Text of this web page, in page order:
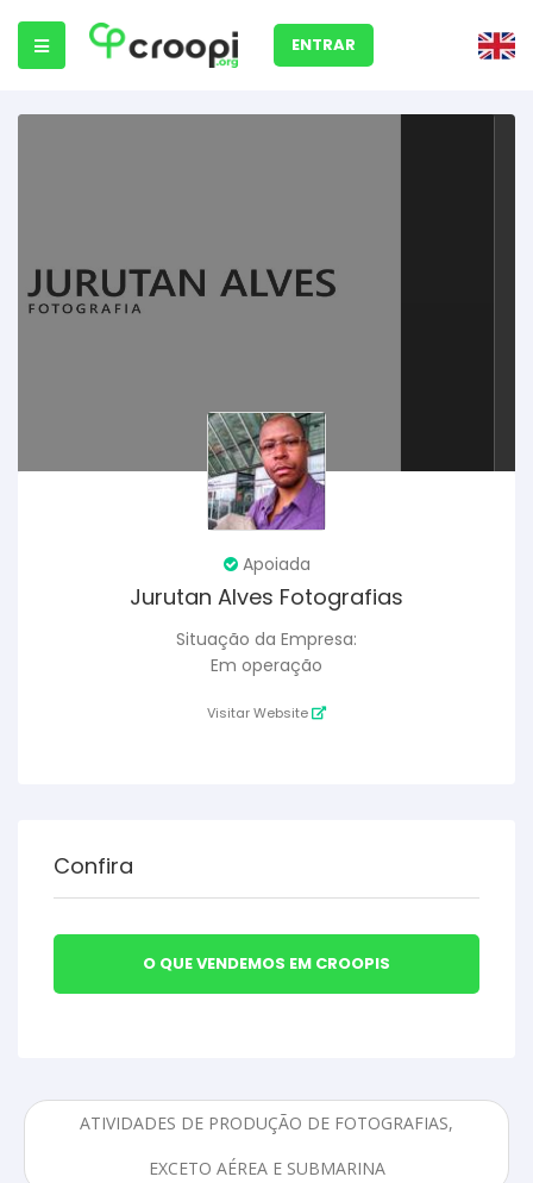
ENTRAR
Apoiada
Jurutan Alves Fotografias
Situação da Empresa:
Em operação
Visitar Website
Confira
O QUE VENDEMOS EM CROOPIS
ATIVIDADES DE PRODUÇÃO DE FOTOGRAFIAS,
EXCETO AÉREA E SUBMARINA